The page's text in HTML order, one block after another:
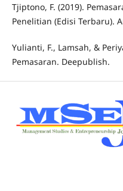
Tjiptono, F. (2019).
Penelitian (Edisi Terbaru).
Yulianti, F., Lamsah, &
Pemasaran. Deepublish.